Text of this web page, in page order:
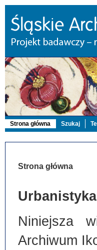
Strona główna Szukaj
Strona główna
Niniejsza
Archiwum